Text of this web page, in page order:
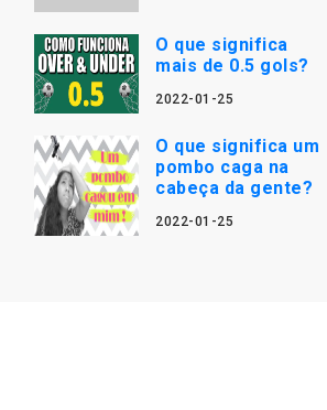
O que significa
mais de 0.5 gols?
2022-01-25
O que significa um
pombo caga na
cabeça da gente?
2022-01-25